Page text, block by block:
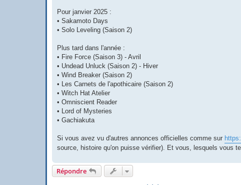
Pour janvier 2025 :
• Sakamoto Days
• Solo Leveling (Saison 2)
Plus tard dans l'année :
• Fire Force (Saison 3) - Avril
• Undead Unluck (Saison 2) - Hiver
• Wind Breaker (Saison 2)
• Les Carnets de l'apothicaire (Saison 2)
• Witch Hat Atelier
• Omniscient Reader
• Lord of Mysteries
• Gachiakuta
Si vous avez vu d'autres annonces officielles comme sur
source, histoire qu'on puisse vérifier). Et vous, lesquels vous
Répondre